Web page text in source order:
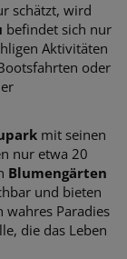
schätzt, wird
befindet sich nur
Aktivitäten
oder
mit seinen
nur etwa 20
Blumengärten
und bieten
wahres Paradies
die das Leben